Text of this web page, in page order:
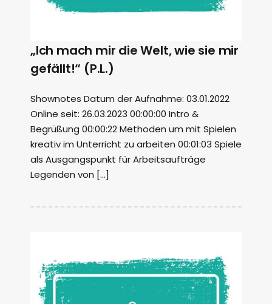
„Ich mach mir die Welt, wie sie mir
gefällt!“ (P.L.)
Shownotes Datum der Aufnahme: 03.01.2022
Online seit: 26.03.2023 00:00:00 Intro &
Begrüßung 00:00:22 Methoden um mit Spielen
kreativ im Unterricht zu arbeiten 00:01:03 Spiele
als Ausgangspunkt für Arbeitsaufträge
Legenden von […]